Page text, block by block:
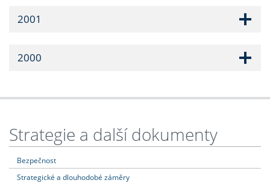
2001
2000
Strategie a další dokumenty
Bezpečnost
Strategické a dlouhodobé záměry